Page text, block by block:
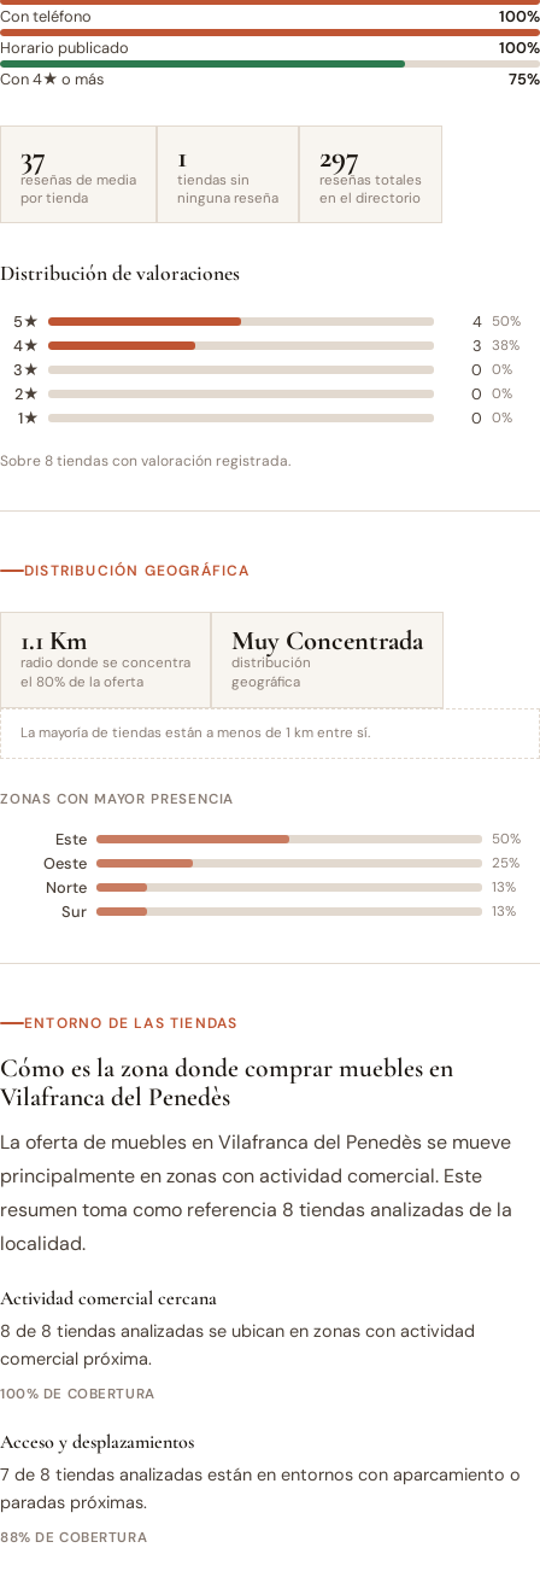
Con teléfono
100%
Horario publicado
100%
Con 4★ o más
75%
37
reseñas de media
por tienda
1
tiendas sin
ninguna reseña
297
reseñas totales
en el directorio
Distribución de valoraciones
5★ 4 50%
4★ 3 38%
3★ 0 0%
2★ 0 0%
1★ 0 0%
Sobre 8 tiendas con valoración registrada.
DISTRIBUCIÓN GEOGRÁFICA
1.1 Km
radio donde se concentra
el 80% de la oferta
Muy Concentrada
distribución
geográfica
La mayoría de tiendas están a menos de 1 km entre sí.
ZONAS CON MAYOR PRESENCIA
Este 50%
Oeste 25%
Norte 13%
Sur 13%
ENTORNO DE LAS TIENDAS
Cómo es la zona donde comprar muebles en
Vilafranca del Penedès
La oferta de muebles en Vilafranca del Penedès se mueve
principalmente en zonas con actividad comercial. Este
resumen toma como referencia 8 tiendas analizadas de la
localidad.
Actividad comercial cercana
8 de 8 tiendas analizadas se ubican en zonas con actividad
comercial próxima.
100% DE COBERTURA
Acceso y desplazamientos
7 de 8 tiendas analizadas están en entornos con aparcamiento o
paradas próximas.
88% DE COBERTURA